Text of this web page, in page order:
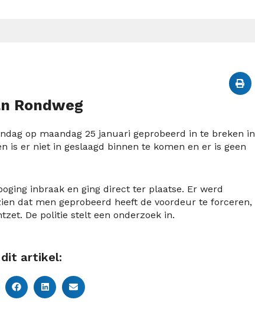
Rondweg
op maandag 25 januari geprobeerd in te breken in
is er niet in geslaagd binnen te komen en er is geen
inbraak en ging direct ter plaatse. Er werd
dat men geprobeerd heeft de voordeur te forceren,
De politie stelt een onderzoek in.
dit artikel: